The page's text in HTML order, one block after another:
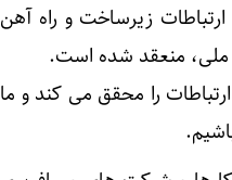
بین شرکت ارتباطات زیرساخت و راه آهن
ملی، منعقد شده است.
را محقق می کند و ما